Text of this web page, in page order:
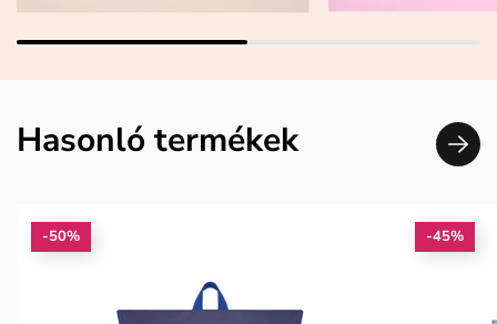
Hasonló termékek
-50% -45%